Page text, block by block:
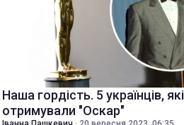
Наша гордість. 5 українців, які
отримували "Оскар"